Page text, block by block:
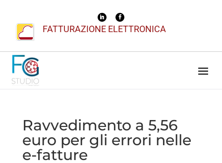
FATTURAZIONE ELETTRONICA
Ravvedimento a 5,56
euro per gli errori nelle
e-fatture